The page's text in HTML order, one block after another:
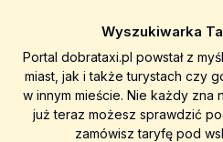
Wyszukiwarka
Portal dobrataxi.pl powstał z
miast, jak i także turystach czy
w innym mieście. Nie każdy zna
już teraz możesz sprawdzić
zamówisz taryfę pod